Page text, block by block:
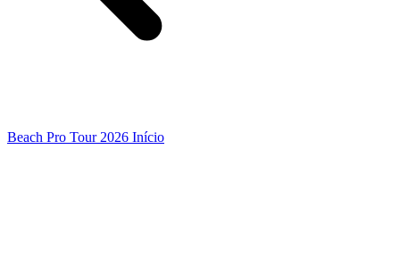
Beach Pro Tour 2026 Início